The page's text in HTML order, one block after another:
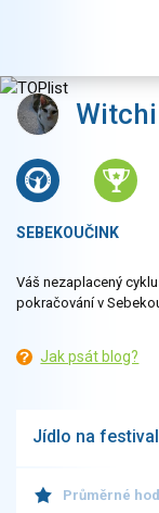
Witchi
SEBEKOUČINK
Váš nezaplacený
pokračování v
Jak psát blog?
Jídlo na
Průměrné